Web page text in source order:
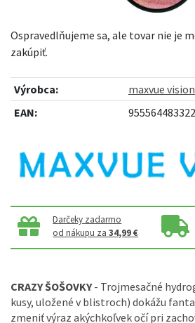
Ospravedlňujeme sa, ale tovar nie je
zakúpiť.
Výrobca:
maxvue vision
EAN:
Darčeky zadarmo
od nákupu za34,99 €
CRAZY ŠOŠOVKY- Trojmesačné
kusy, uložené v blistroch) dokážu
zmeniť výraz akýchkoľvek očí pri